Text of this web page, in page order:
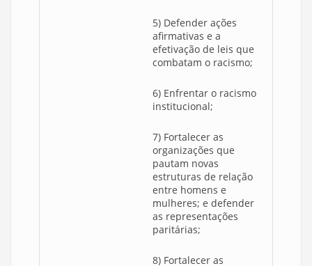
5) Defender ações
afirmativas e a
efetivação de leis que
combatam o racismo;
6) Enfrentar o racismo
institucional;
7) Fortalecer as
organizações que
pautam novas
estruturas de relação
entre homens e
mulheres; e defender
as representações
paritárias;
8) Fortalecer as